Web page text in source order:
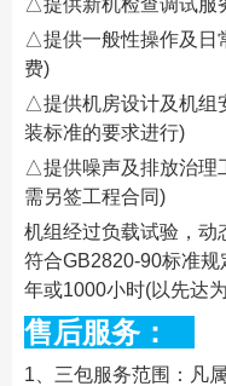
△提供一般性操作及日
费)
△提供机房设计及机组
装标准的要求进行)
△提供噪声及排放治理
需另签工程合同)
机组经过负载试验，动
符合GB2820-90标准
年或1000小时(以先达
售后服务：
1、三包服务范围：凡